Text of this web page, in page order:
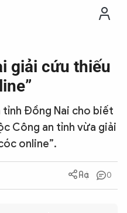
giải cứu thiếu
tỉnh Đồng Nai cho biết
Công an tỉnh vừa giải
online”.
0